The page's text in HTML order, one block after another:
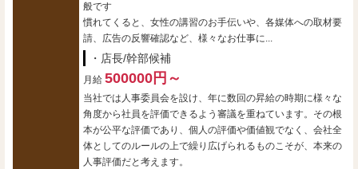
般です
慣れてくると、女性の講習のお手伝いや、各媒体への取材要
請、広告の反響確認など、様々なお仕事に...
・店長/幹部候補
月給 500000円～
当社では人事委員会を設け、年に数回の昇給の時期に様々な
角度から社員を評価できるよう審議を重ねています。その根
本が公平な評価であり、個人の評価や価値観でなく、会社全
体としてのルールの上で繰り広げられるものこそが、本来の
人事評価だと考えます。